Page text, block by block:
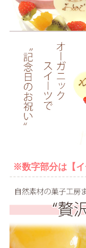
※数字部分は【